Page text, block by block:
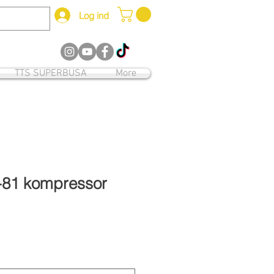
Log ind
TTS SUPERBUSA More
kompressor